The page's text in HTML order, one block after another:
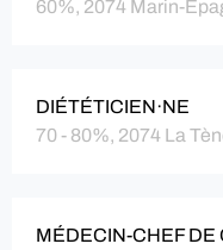
60%, 2074 Marin-
DIÉTÉTICIEN·NE
70 - 80%, 2074 La
MÉDECIN-CHEF DE